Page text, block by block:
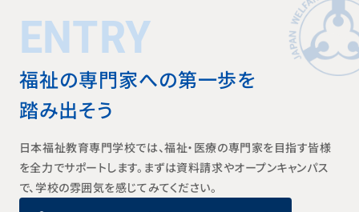
ENTRY
福祉の専門家への第一歩を
踏み出そう
日本福祉教育専門学校では、福祉・医療の専門家を目指す皆様
を全力でサポートします。まずは資料請求やオープンキャンパス
で、学校の雰囲気を感じてみてください。